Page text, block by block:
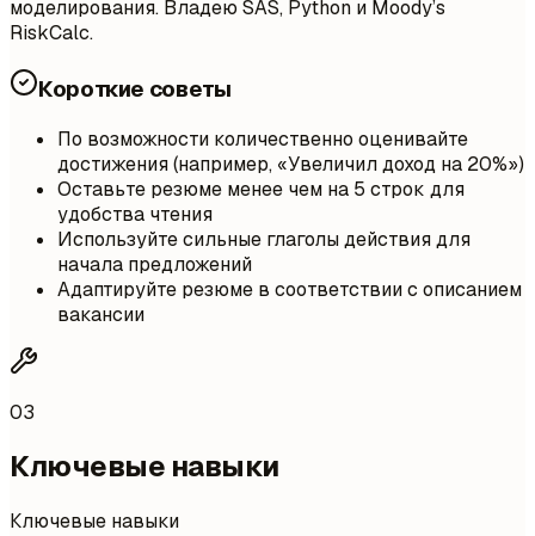
моделирования. Владею SAS, Python и Moody’s
RiskCalc.
Короткие советы
По возможности количественно оценивайте
достижения (например, «Увеличил доход на 20%»)
Оставьте резюме менее чем на 5 строк для
удобства чтения
Используйте сильные глаголы действия для
начала предложений
Адаптируйте резюме в соответствии с описанием
вакансии
03
Ключевые навыки
Ключевые навыки